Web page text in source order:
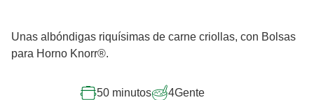
Unas albóndigas riquísimas de carne criollas, con Bolsas
para Horno Knorr®.
50 minutos 4Gente